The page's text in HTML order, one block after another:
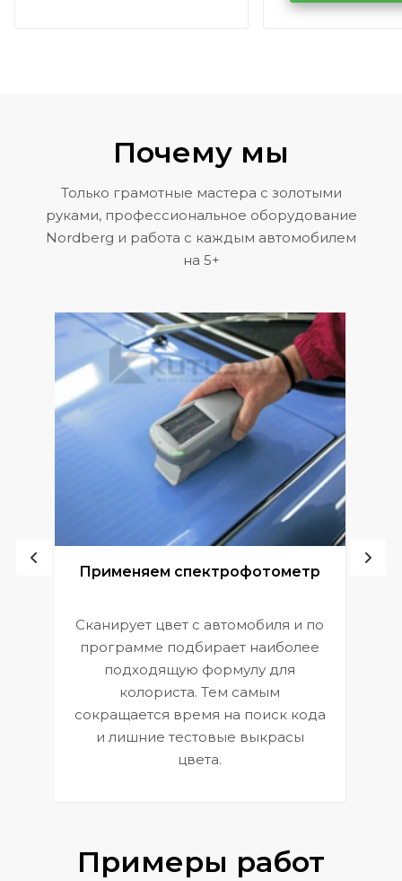
Volkswagen
Почему мы
Только грамотные мастера с золотыми
руками, профессиональное оборудование
Nordberg и работа с каждым автомобилем
на 5+
Применяем спектрофотометр
Сканирует цвет с автомобиля и по
программе подбирает наиболее
подходящую формулу для
колориста. Тем самым
сокращается время на поиск кода
и лишние тестовые выкрасы
цвета.
Примеры работ